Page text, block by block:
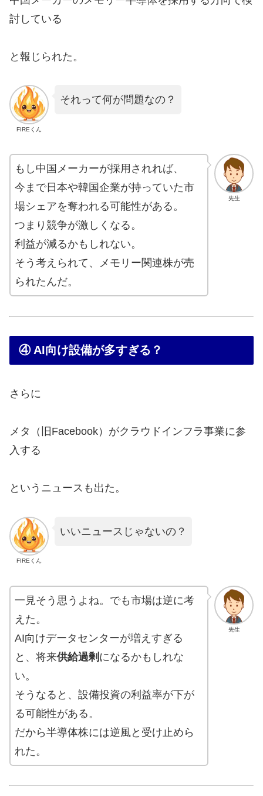
討している
と報じられた。
FIREくん
それって何が問題なの？
先生
もし中国メーカーが採用されれば、
今まで日本や韓国企業が持っていた市
場シェアを奪われる可能性がある。
つまり競争が激しくなる。
利益が減るかもしれない。
そう考えられて、メモリー関連株が売
られたんだ。
④ AI向け設備が多すぎる？
さらに
メタ（旧Facebook）がクラウドインフラ事業に参
入する
というニュースも出た。
FIREくん
いいニュースじゃないの？
先生
一見そう思うよね。でも市場は逆に考
えた。
AI向けデータセンターが増えすぎる
と、将来供給過剰 になるかもしれな
い。
そうなると、設備投資の利益率が下が
る可能性がある。
だから半導体株には逆風と受け止めら
れた。